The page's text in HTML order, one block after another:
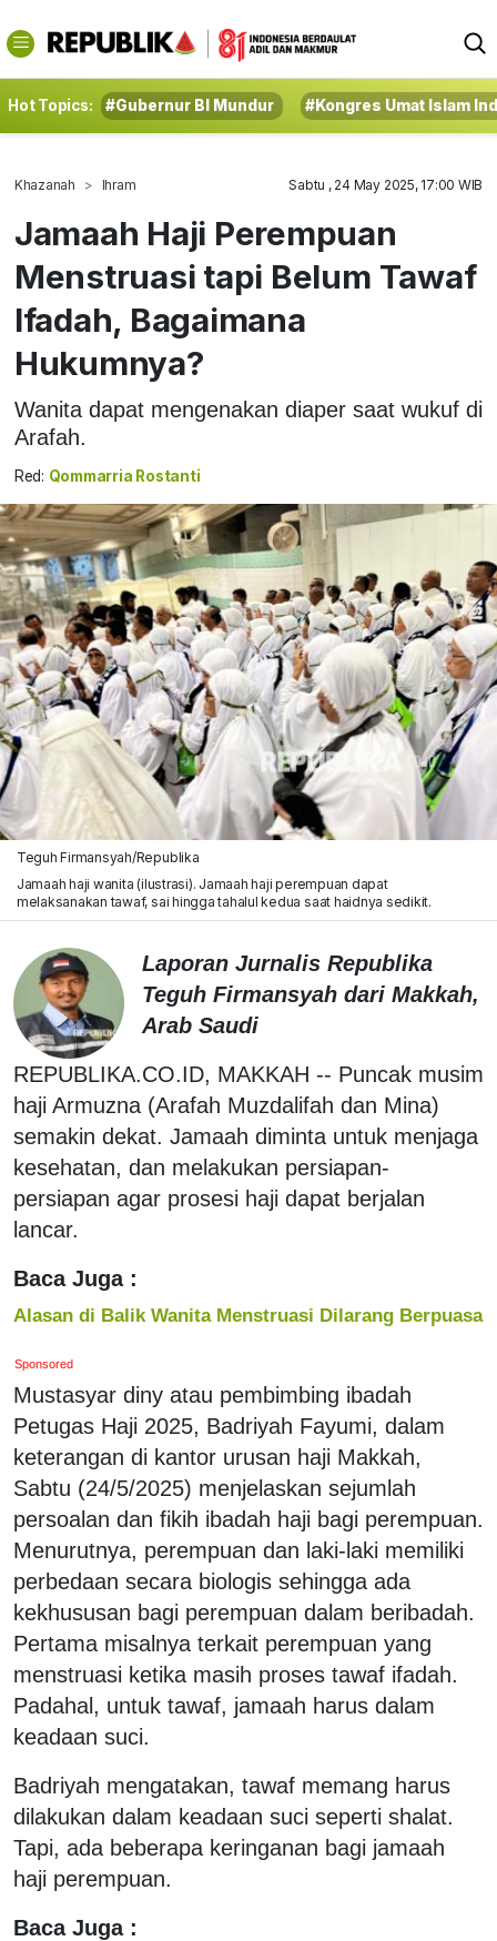
Hot Topics: #Gubernur BI Mundur #Kongres Umat Islam
Khazanah Ihram Sabtu , 24 May 2025, 17:00 WIB
Jamaah Haji Perempuan
Menstruasi tapi Belum Tawaf
Ifadah, Bagaimana
Hukumnya?
Wanita dapat mengenakan diaper saat wukuf di
Arafah.
Red: Qommarria Rostanti
Teguh Firmansyah/Republika
Jamaah haji wanita (ilustrasi). Jamaah haji perempuan dapat
melaksanakan tawaf, sai hingga tahalul kedua saat haidnya sedikit.
Laporan Jurnalis Republika
Teguh Firmansyah dari Makkah,
Arab Saudi
REPUBLIKA.CO.ID, MAKKAH -- Puncak musim
haji Armuzna (Arafah Muzdalifah dan Mina)
semakin dekat. Jamaah diminta untuk menjaga
kesehatan, dan melakukan persiapan-
persiapan agar prosesi haji dapat berjalan
lancar.
Baca Juga :
Alasan di Balik Wanita Menstruasi Dilarang Berpuasa
Sponsored
Mustasyar diny atau pembimbing ibadah
Petugas Haji 2025, Badriyah Fayumi, dalam
keterangan di kantor urusan haji Makkah,
Sabtu (24/5/2025) menjelaskan sejumlah
persoalan dan fikih ibadah haji bagi perempuan.
Menurutnya, perempuan dan laki-laki memiliki
perbedaan secara biologis sehingga ada
kekhususan bagi perempuan dalam beribadah.
Pertama misalnya terkait perempuan yang
menstruasi ketika masih proses tawaf ifadah.
Padahal, untuk tawaf, jamaah harus dalam
keadaan suci.
Badriyah mengatakan, tawaf memang harus
dilakukan dalam keadaan suci seperti shalat.
Tapi, ada beberapa keringanan bagi jamaah
haji perempuan.
Baca Juga :